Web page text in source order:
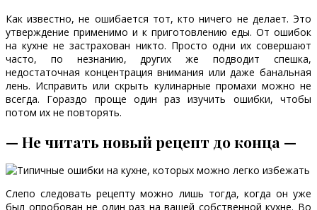
Как известно, не ошибается тот, кто ничего не делает. Это
утверждение применимо и к приготовлению еды. От ошибок
на кухне не застрахован никто. Просто одни их совершают
часто, по незнанию, других же подводит спешка,
недостаточная концентрация внимания или даже банальная
лень. Исправить или скрыть кулинарные промахи можно не
всегда. Гораздо проще один раз изучить ошибки, чтобы
потом их не повторять.
— Не читать новый рецепт до конца —
Слепо следовать рецепту можно лишь тогда, когда он уже
был опробован не один раз на вашей собственной кухне. Во